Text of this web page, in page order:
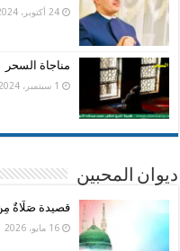
24 أكتوبر، 2024
مناجاة السحر
1 سبتمبر، 2024
ديوان المحبين
قصيدة صَلَاةٌ
16 مايو، 2026